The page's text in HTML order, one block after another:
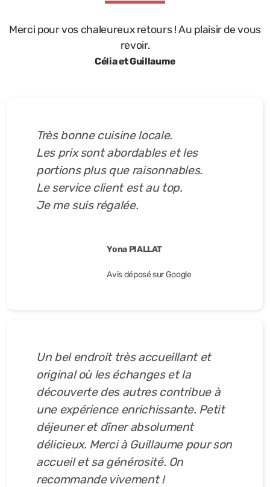
Merci pour vos chaleureux retours ! Au plaisir de vous
revoir.
Célia et Guillaume
Très bonne cuisine locale.
Les prix sont abordables et les
portions plus que raisonnables.
Le service client est au top.
Je me suis régalée.
Yona PIALLAT
Avis déposé sur Google
Un bel endroit très accueillant et
original où les échanges et la
découverte des autres contribue à
une expérience enrichissante. Petit
déjeuner et dîner absolument
délicieux. Merci à Guillaume pour son
accueil et sa générosité. On
recommande vivement !